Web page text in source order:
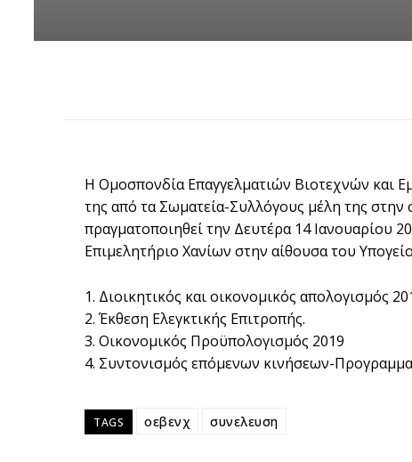
Η Ομοσπονδία Επαγγελματιών Βιοτεχνών και
της από τα Σωματεία-Συλλόγους μέλη της
πραγματοποιηθεί την Δευτέρα 14 Ιανουαρίου
Επιμελητήριο Χανίων στην αίθουσα του
1. Διοικητικός και οικονομικός απολογισμός
2. Έκθεση Ελεγκτικής Επιτροπής.
3. Οικονομικός Προϋπολογισμός 2019
4. Συντονισμός επόμενων κινήσεων-
TAGS οεβενχ συνελευση